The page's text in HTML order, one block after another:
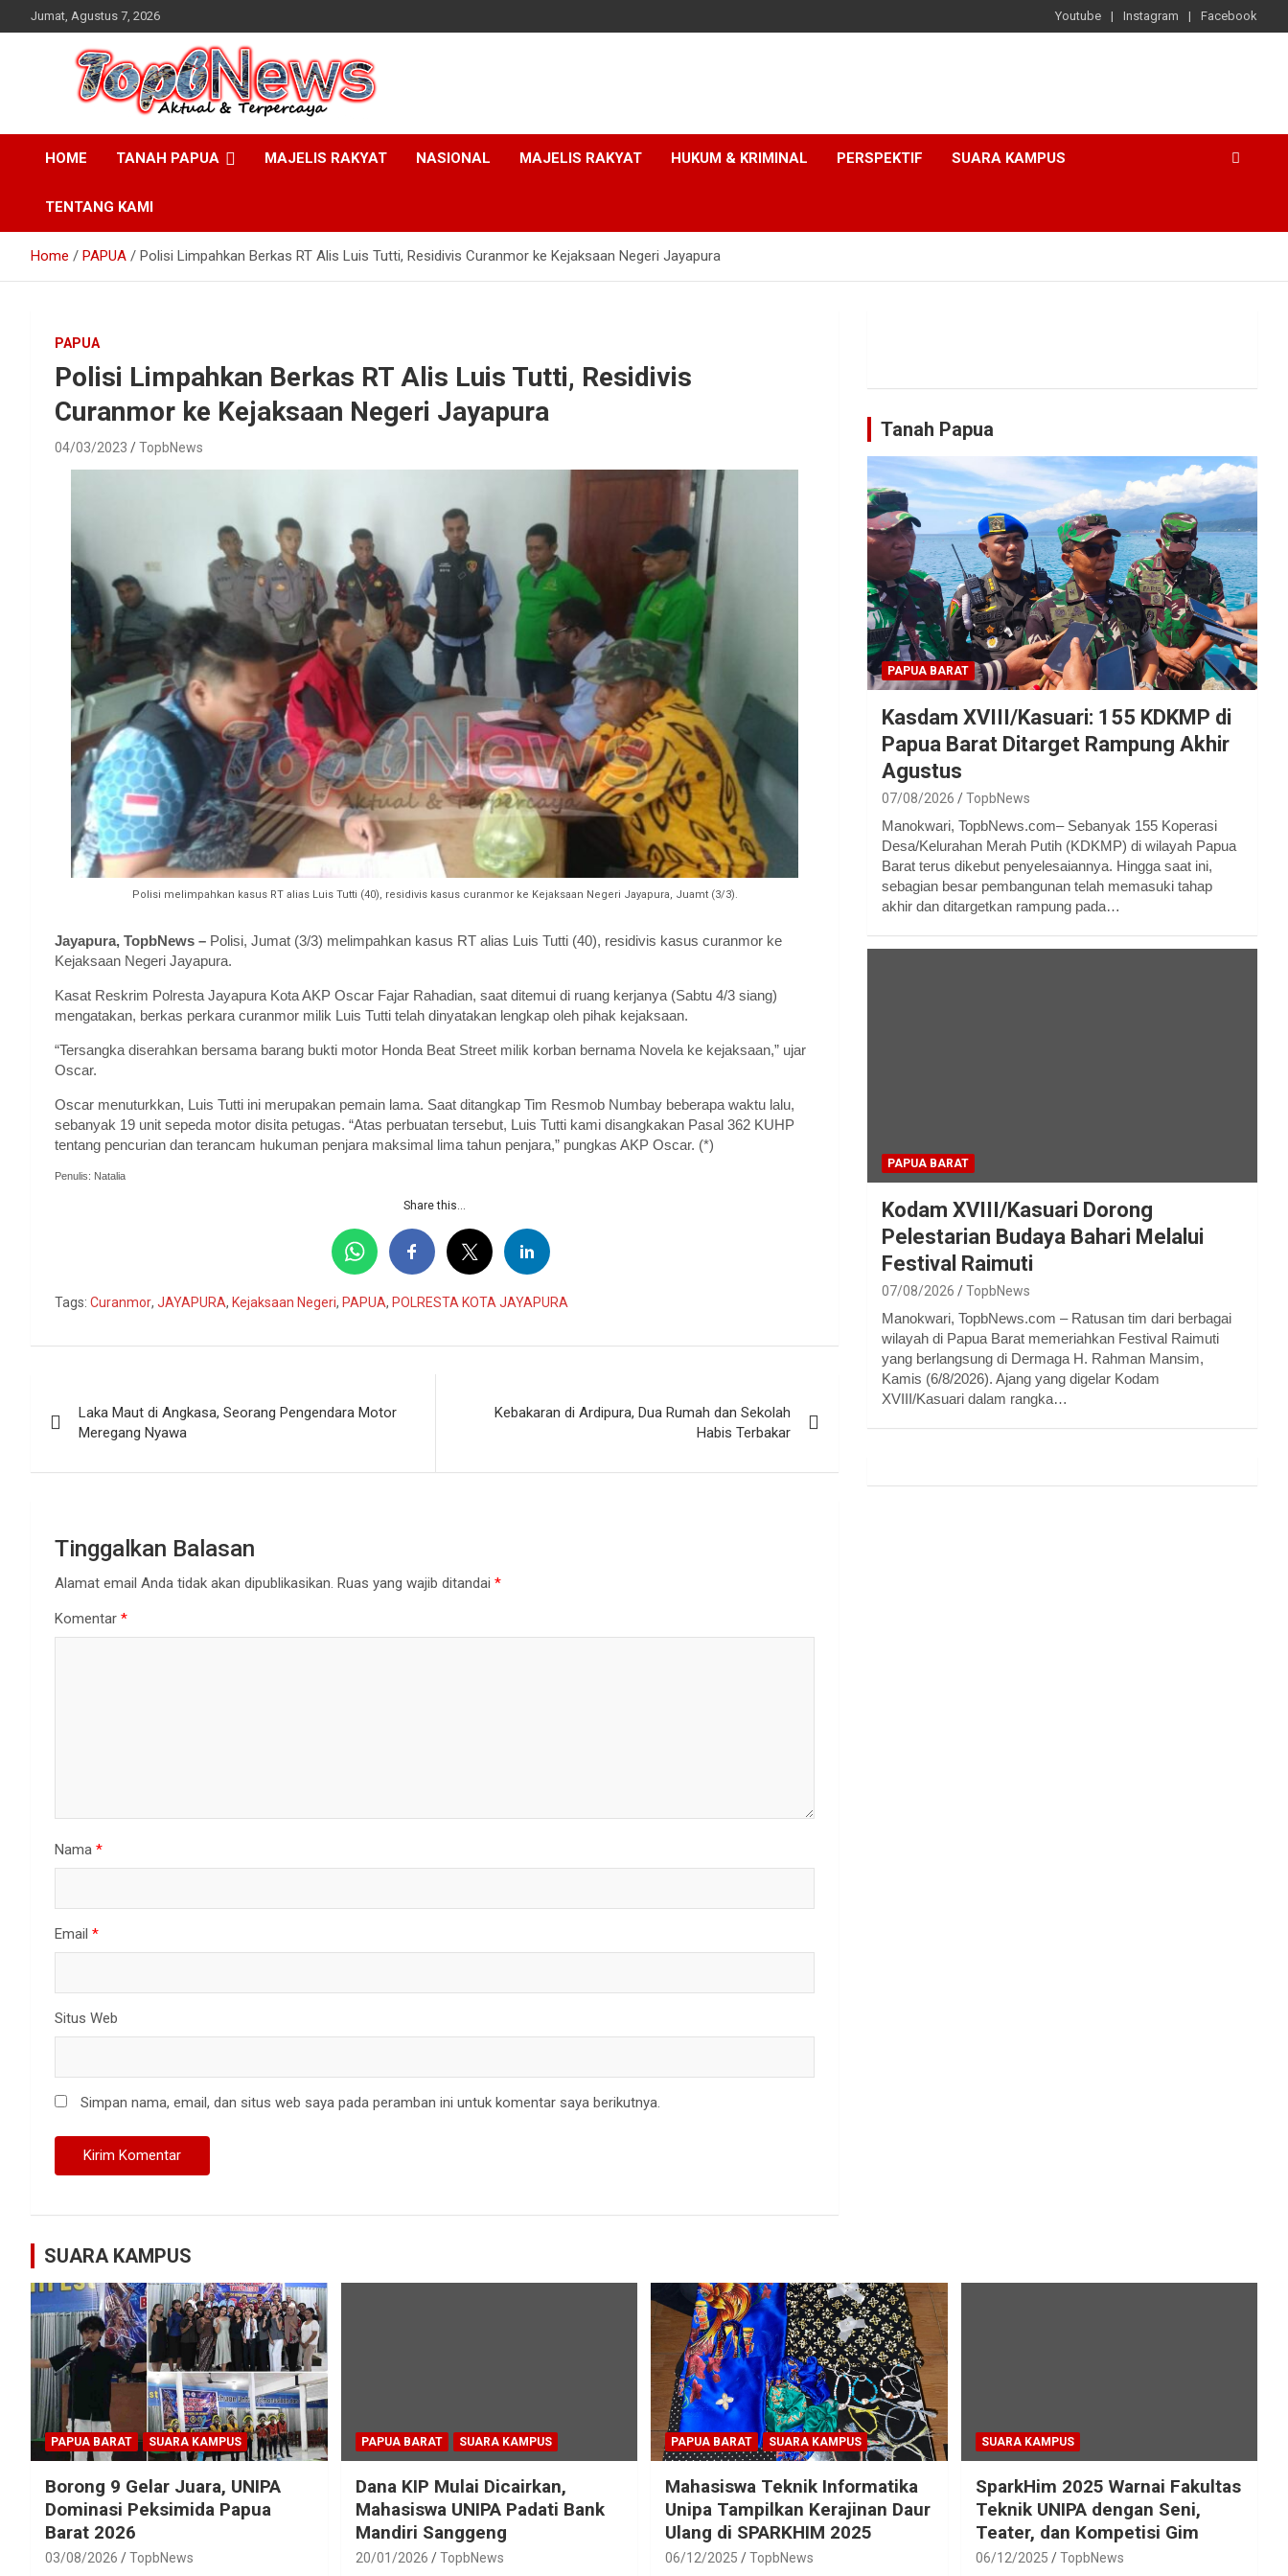
to
Jumat, Agustus 7, 2026 Youtube Instagram Facebook
HOME TANAH PAPUA MAJELIS RAKYAT NASIONAL MAJELIS RAKYAT HUKUM & KRIMINAL PERSPEKTIF SUARA KAMPUS
TENTANG KAMI
Home PAPUA Polisi Limpahkan Berkas RT Alis Luis Tutti, Residivis Curanmor ke Kejaksaan Negeri Jayapura
PAPUA
Polisi Limpahkan Berkas RT Alis Luis Tutti, Residivis
Curanmor ke Kejaksaan Negeri Jayapura
04/03/2023 TopbNews
Polisi melimpahkan kasus RT alias Luis Tutti (40), residivis kasus curanmor ke Kejaksaan Negeri Jayapura, Juamt (3/3).
Jayapura, TopbNews – Polisi, Jumat (3/3) melimpahkan kasus RT alias Luis Tutti (40), residivis kasus curanmor ke
Kejaksaan Negeri Jayapura.
Kasat Reskrim Polresta Jayapura Kota AKP Oscar Fajar Rahadian, saat ditemui di ruang kerjanya (Sabtu 4/3 siang)
mengatakan, berkas perkara curanmor milik Luis Tutti telah dinyatakan lengkap oleh pihak kejaksaan.
“Tersangka diserahkan bersama barang bukti motor Honda Beat Street milik korban bernama Novela ke kejaksaan,” ujar
Oscar.
Oscar menuturkkan, Luis Tutti ini merupakan pemain lama. Saat ditangkap Tim Resmob Numbay beberapa waktu lalu,
sebanyak 19 unit sepeda motor disita petugas. “Atas perbuatan tersebut, Luis Tutti kami disangkakan Pasal 362 KUHP
tentang pencurian dan terancam hukuman penjara maksimal lima tahun penjara,” pungkas AKP Oscar. (*)
Penulis: Natalia
Share this...
Tags: Curanmor, JAYAPURA, Kejaksaan Negeri, PAPUA, POLRESTA KOTA JAYAPURA
pos
Laka Maut di Angkasa, Seorang Pengendara Motor
Meregang Nyawa
Kebakaran di Ardipura, Dua Rumah dan Sekolah
Habis Terbakar
Tinggalkan Balasan
Alamat email Anda tidak akan dipublikasikan. Ruas yang wajib ditandai *
Komentar *
Nama *
Email *
Situs Web
Simpan nama, email, dan situs web saya pada peramban ini untuk komentar saya berikutnya.
Tanah Papua
PAPUA BARAT
Kasdam XVIII/Kasuari: 155 KDKMP di
Papua Barat Ditarget Rampung Akhir
Agustus
07/08/2026 TopbNews
Manokwari, TopbNews.com– Sebanyak 155 Koperasi
Desa/Kelurahan Merah Putih (KDKMP) di wilayah Papua
Barat terus dikebut penyelesaiannya. Hingga saat ini,
sebagian besar pembangunan telah memasuki tahap
akhir dan ditargetkan rampung pada…
PAPUA BARAT
Kodam XVIII/Kasuari Dorong
Pelestarian Budaya Bahari Melalui
Festival Raimuti
07/08/2026 TopbNews
Manokwari, TopbNews.com – Ratusan tim dari berbagai
wilayah di Papua Barat memeriahkan Festival Raimuti
yang berlangsung di Dermaga H. Rahman Mansim,
Kamis (6/8/2026). Ajang yang digelar Kodam
XVIII/Kasuari dalam rangka…
SUARA KAMPUS
PAPUA BARAT SUARA KAMPUS
Borong 9 Gelar Juara, UNIPA
Dominasi Peksimida Papua
Barat 2026
03/08/2026 TopbNews
PAPUA BARAT SUARA KAMPUS
Dana KIP Mulai Dicairkan,
Mahasiswa UNIPA Padati Bank
Mandiri Sanggeng
20/01/2026 TopbNews
PAPUA BARAT SUARA KAMPUS
Mahasiswa Teknik Informatika
Unipa Tampilkan Kerajinan Daur
Ulang di SPARKHIM 2025
06/12/2025 TopbNews
SUARA KAMPUS
SparkHim 2025 Warnai Fakultas
Teknik UNIPA dengan Seni,
Teater, dan Kompetisi Gim
06/12/2025 TopbNews